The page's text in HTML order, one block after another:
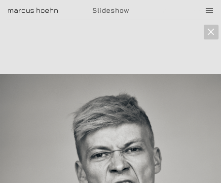
Slideshow
marcus hoehn marcus hoehn